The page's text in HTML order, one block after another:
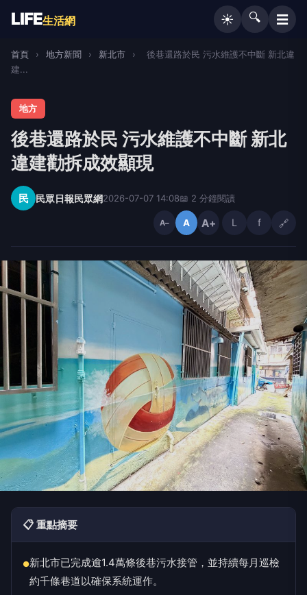
LIFE生活網 ☀️ 🔍 ☰
首頁 › 地方新聞 › 新北市 ›
後巷還路於民 污水維護不中斷 新北違
建...
地方
後巷還路於民 污水維護不中斷 新北
違建勸拆成效顯現
民 民眾日報民眾網2026-07-07 14:08📖 2 分鐘閱讀
A− A A+ L f 🔗
📋 重點摘要
●新北市已完成逾1.4萬條後巷污水接管，並持續每月巡檢
約千條巷道以確保系統運作。